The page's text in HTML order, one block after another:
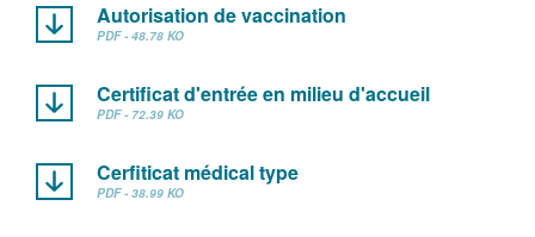
Autorisation de vaccination
PDF - 48.78 KO
Certificat d'entrée en milieu d'accueil
PDF - 72.39 KO
Cerfiticat médical type
PDF - 38.99 KO